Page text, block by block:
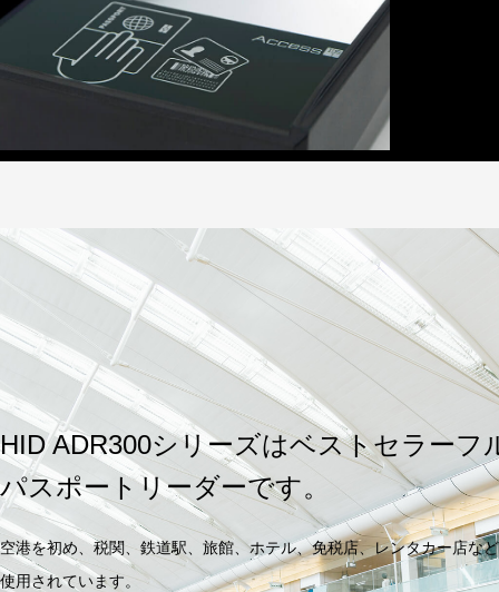
HID ADR300シリーズはベストセラーフ
パスポートリーダーです。
空港を初め、税関、鉄道駅、旅館、ホテル、免税店、レンタカー店な
使用されています。